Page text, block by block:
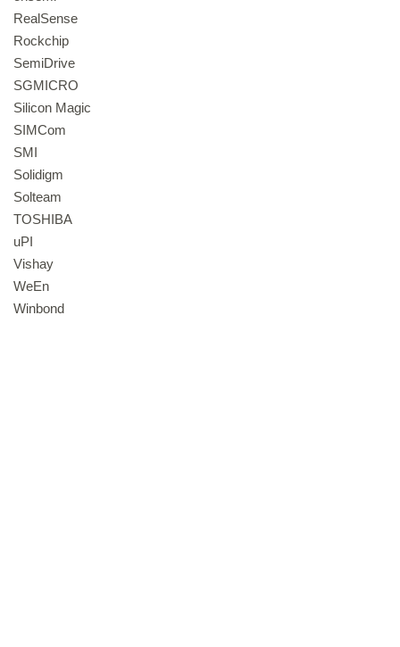
RealSense
Rockchip
SemiDrive
SGMICRO
Silicon Magic
SIMCom
SMI
Solidigm
Solteam
TOSHIBA
uPI
Vishay
WeEn
Winbond